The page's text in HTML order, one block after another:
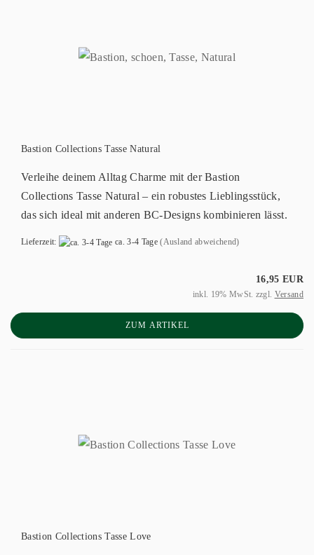
Bastion Collections Tasse Natural
Verleihe deinem Alltag Charme mit der Bastion
Collections Tasse Natural – ein robustes Lieblingsstück,
das sich ideal mit anderen BC-Designs kombinieren lässt.
Lieferzeit: ca. 3-4 Tage (Ausland abweichend)
16,95 EUR
inkl. 19% MwSt. zzgl. Versand
ZUM ARTIKEL
Bastion Collections Tasse Love